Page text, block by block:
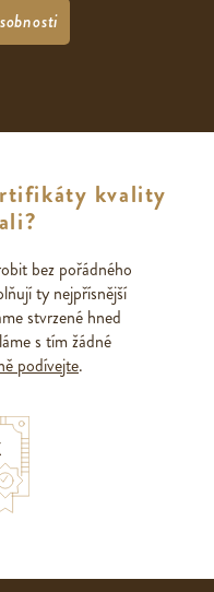
kvality
bez pořádného
ty nejpřísnější
stvrzené hned
s tím žádné
podívejte.